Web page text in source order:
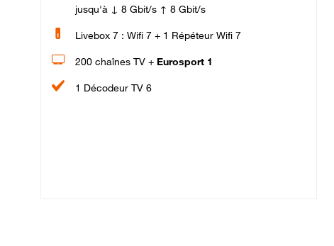
jusqu'à ↓ 8 Gbit/s ↑ 8 Gbit/s
Livebox 7 : Wifi 7 + 1 Répéteur Wifi 7
200 chaînes TV + Eurosport 1
1 Décodeur TV 6